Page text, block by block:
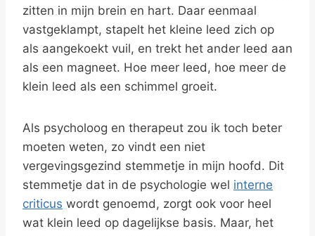
zitten in mijn brein en hart. Daar eenmaal
vastgeklampt, stapelt het kleine leed zich op
als aangekoekt vuil, en trekt het ander leed aan
als een magneet. Hoe meer leed, hoe meer de
klein leed als een schimmel groeit.
Als psycholoog en therapeut zou ik toch beter
moeten weten, zo vindt een niet
vergevingsgezind stemmetje in mijn hoofd. Dit
stemmetje dat in de psychologie wel interne
criticus wordt genoemd, zorgt ook voor heel
wat klein leed op dagelijkse basis. Maar, het